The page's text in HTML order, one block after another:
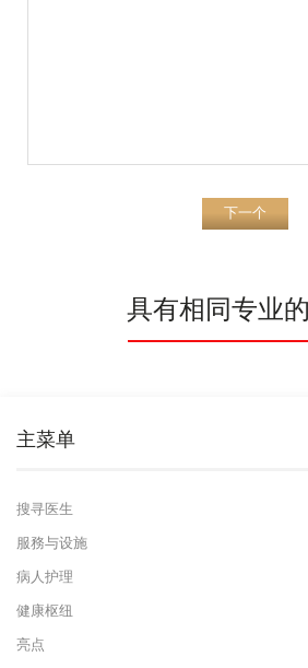
下一个
具有相同专业
主菜单
搜寻医生
服務与设施
病人护理
健康枢纽
亮点